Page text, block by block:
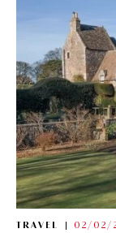
TRAVEL 02/02/